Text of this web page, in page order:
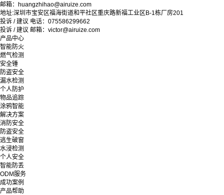
邮箱：huangzhihao@airuize.com
地址:深圳市宝安区福海街道和平社区重庆路新福工业区B-1栋厂房201
投诉 / 建议 电话：075586299662
投诉 / 建议 邮箱：victor@airuize.com
产品中心
智能防火
燃气检测
安全锤
防盗安全
漏水检测
个人防护
物品追踪
涂鸦智能
解决方案
消防安全
防盗安全
逃生破窗
水浸检测
个人安全
智能防丢
ODM服务
成功案例
产品帮助